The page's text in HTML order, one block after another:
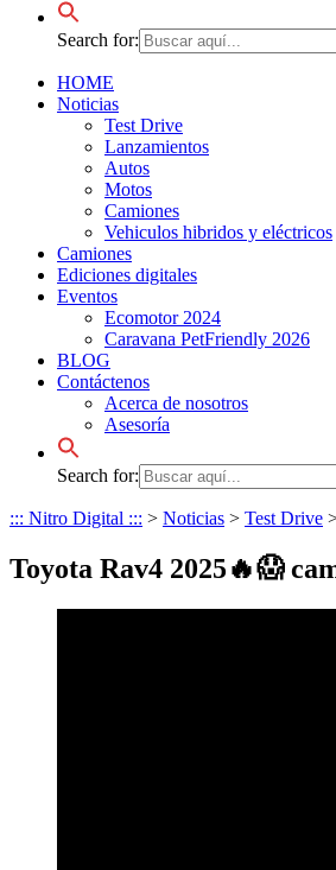
Search for:
HOME
Noticias
Test Drive
Lanzamientos
Autos
Motos
Camiones
Vehiculos hibridos y eléctricos
Camiones
Ediciones digitales
Eventos
Ecomotor 2024
Caravana PetFriendly 2026
BLOG
Contáctenos
Acerca de nosotros
Asesoría
Search for:
::: Nitro Digital ::: > Noticias > Test Drive
Toyota Rav4 2025🔥😱